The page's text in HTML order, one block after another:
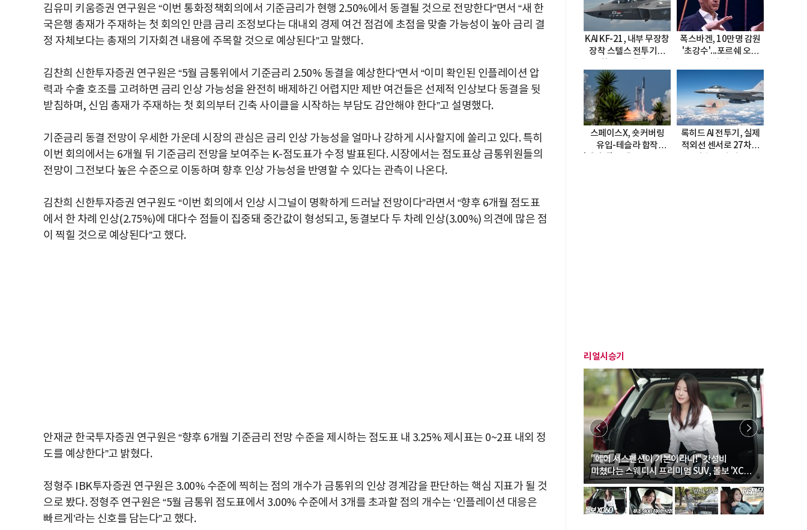
김유미 키움증권 연구원은 “이번 통화정책회의에서 기준금리가 현행 2.50%에서 동결될 것으로 전망한다”면서 “새 한
국은행 총재가 주재하는 첫 회의인 만큼 금리 조정보다는 대내외 경제 여건 점검에 초점을 맞출 가능성이 높아 금리 결
정 자체보다는 총재의 기자회견 내용에 주목할 것으로 예상된다”고 말했다.
김찬희 신한투자증권 연구원은 “5월 금통위에서 기준금리 2.50% 동결을 예상한다”면서 “이미 확인된 인플레이션 압
력과 수출 호조를 고려하면 금리 인상 가능성을 완전히 배제하긴 어렵지만 제반 여건들은 선제적 인상보다 동결을 뒷
받침하며, 신임 총재가 주재하는 첫 회의부터 긴축 사이클을 시작하는 부담도 감안해야 한다”고 설명했다.
기준금리 동결 전망이 우세한 가운데 시장의 관심은 금리 인상 가능성을 얼마나 강하게 시사할지에 쏠리고 있다. 특히
이번 회의에서는 6개월 뒤 기준금리 전망을 보여주는 K-점도표가 수정 발표된다. 시장에서는 점도표상 금통위원들의
전망이 그전보다 높은 수준으로 이동하며 향후 인상 가능성을 반영할 수 있다는 관측이 나온다.
김찬희 신한투자증권 연구원도 “이번 회의에서 인상 시그널이 명확하게 드러날 전망이다”라면서 “향후 6개월 점도표
에서 한 차례 인상(2.75%)에 대다수 점들이 집중돼 중간값이 형성되고, 동결보다 두 차례 인상(3.00%) 의견에 많은 점
이 찍힐 것으로 예상된다”고 했다.
안재균 한국투자증권 연구원은 “향후 6개월 기준금리 전망 수준을 제시하는 점도표 내 3.25% 제시표는 0~2표 내외 정
도를 예상한다”고 밝혔다.
정형주 IBK투자증권 연구원은 3.00% 수준에 찍히는 점의 개수가 금통위의 인상 경계감을 판단하는 핵심 지표가 될 것
으로 봤다. 정형주 연구원은 “5월 금통위 점도표에서 3.00% 수준에서 3개를 초과할 점의 개수는 ‘인플레이션 대응은
빠르게’라는 신호를 담는다”고 했다.
KAI KF-21, 내부 무장창
장착 스텔스 전투기로
폭스바겐, 10만명 감원
'초강수'...포르쉐 오너
스페이스X, 숏커버링
유입-테슬라 합작
록히드 AI 전투기, 실제
적외선 센서로 27차례
리얼시승기
"에어 서스펜션이 기본이라니!" 갓성비
미쳤다는 스웨디시 프리미엄 SUV, 볼보 'XC60
B5 울트라'